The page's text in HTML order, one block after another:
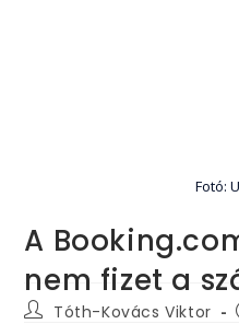
Fotó:
A
nem fizet a
PostTóth-Kovács Viktor